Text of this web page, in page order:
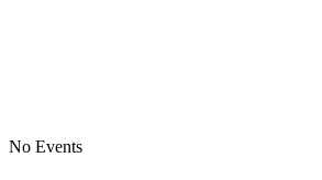
No Events